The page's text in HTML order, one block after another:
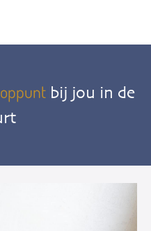
bij jou in de